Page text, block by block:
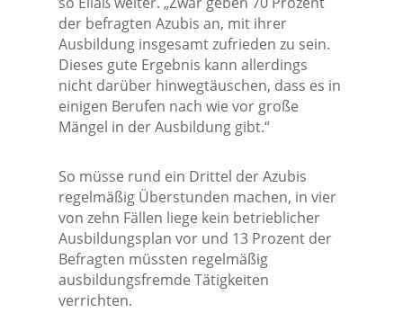
der befragten Azubis an, mit ihrer
Ausbildung insgesamt zufrieden zu sein.
Dieses gute Ergebnis kann allerdings
nicht darüber hinwegtäuschen, dass es in
einigen Berufen nach wie vor große
Mängel in der Ausbildung gibt.“
So müsse rund ein Drittel der Azubis
regelmäßig Überstunden machen, in vier
von zehn Fällen liege kein betrieblicher
Ausbildungsplan vor und 13 Prozent der
Befragten müssten regelmäßig
ausbildungsfremde Tätigkeiten
verrichten.